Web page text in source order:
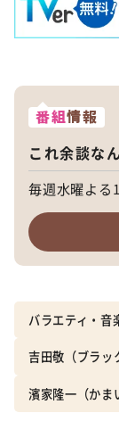
番組情報
これ余談な
毎週水曜よる
バラエティ・音
吉田敬（ブラッ
濱家隆一（かま